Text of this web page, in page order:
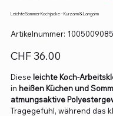
Leichte Sommer-Kochjacke – Kurzarm & Langarm
Artikelnummer: Artikelnummer:
Preis
CHF 36.00
Diese leichte Koch-
in heißen Küchen und
atmungsaktive
Tragegefühl, während das